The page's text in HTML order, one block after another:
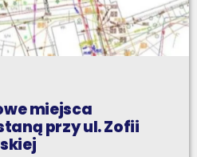
miejsca
przy ul. Zofii